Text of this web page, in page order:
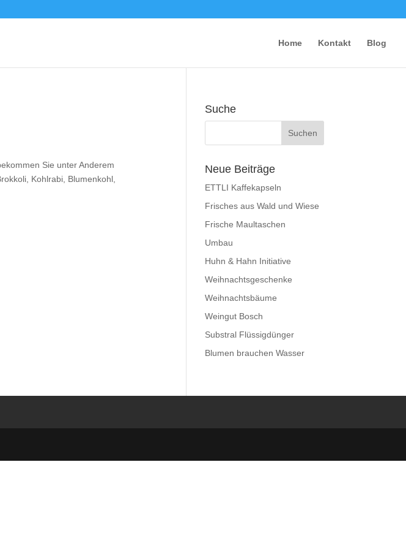
Home Kontakt Blog
Sie unter Anderem
Kohlrabi, Blumenkohl,
Suche
Neue Beiträge
ETTLI Kaffekapseln
Frisches aus Wald und Wiese
Frische Maultaschen
Umbau
Huhn & Hahn Initiative
Weihnachtsgeschenke
Weihnachtsbäume
Weingut Bosch
Substral Flüssigdünger
Blumen brauchen Wasser